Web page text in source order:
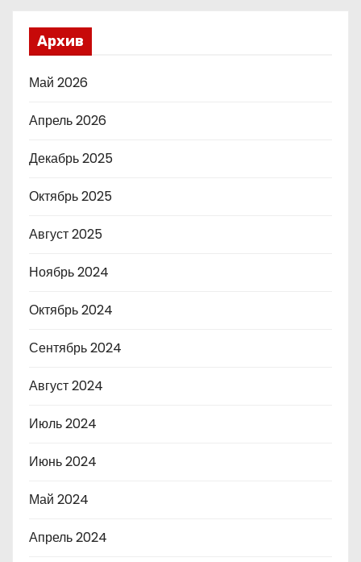
Архив
Май 2026
Апрель 2026
Декабрь 2025
Октябрь 2025
Август 2025
Ноябрь 2024
Октябрь 2024
Сентябрь 2024
Август 2024
Июль 2024
Июнь 2024
Май 2024
Апрель 2024